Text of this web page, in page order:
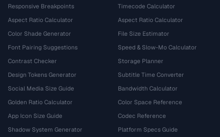
Responsive Breakpoints
Aspect Ratio Calculator
Color Shade Generator
Font Pairing Suggestions
Contrast Checker
Design Tokens Generator
Social Media Size Guide
Golden Ratio Calculator
App Icon Size Guide
Shadow System Generator
Timecode Calculator
Aspect Ratio Calculator
File Size Estimator
Speed & Slow-Mo Calculator
Storage Planner
Subtitle Time Converter
Bandwidth Calculator
Color Space Reference
Codec Reference
Platform Specs Guide